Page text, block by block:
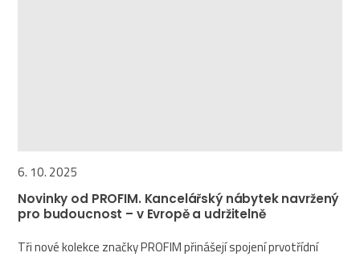
6. 10. 2025
Novinky od PROFIM. Kancelářský nábytek navržený
pro budoucnost – v Evropě a udržitelně
Tři nové kolekce značky PROFIM přinášejí spojení prvotřídní